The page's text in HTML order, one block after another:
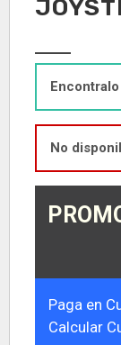
No
Paga en
Calcular